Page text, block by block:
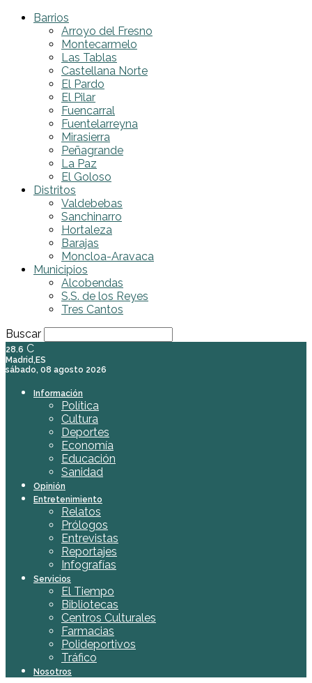
Barrios
Arroyo del Fresno
Montecarmelo
Las Tablas
Castellana Norte
El Pardo
El Pilar
Fuencarral
Fuentelarreyna
Mirasierra
Peñagrande
La Paz
El Goloso
Distritos
Valdebebas
Sanchinarro
Hortaleza
Barajas
Moncloa-Aravaca
Municipios
Alcobendas
S.S. de los Reyes
Tres Cantos
Buscar
28.6 C
Madrid,ES
sábado, 08 agosto 2026
Información
Política
Cultura
Deportes
Economía
Educación
Sanidad
Opinión
Entretenimiento
Relatos
Prólogos
Entrevistas
Reportajes
Infografías
Servicios
El Tiempo
Bibliotecas
Centros Culturales
Farmacias
Polideportivos
Tráfico
Nosotros